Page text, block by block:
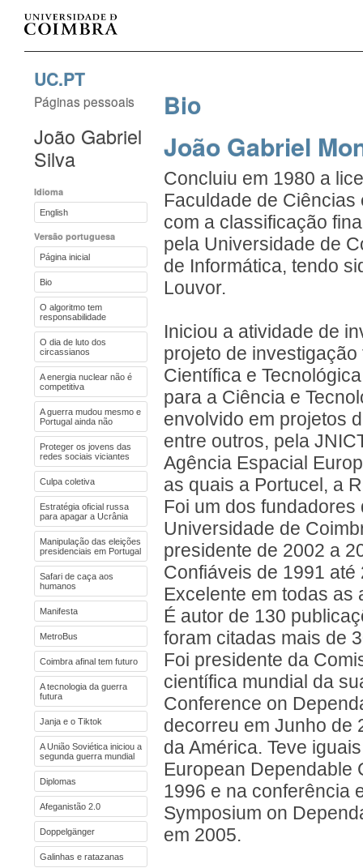
UC.PT
Páginas pessoais
João Gabriel
Silva
Idioma
English
Versão portuguesa
Página inicial
Bio
O algoritmo tem
responsabilidade
O dia de luto dos
circassianos
A energia nuclear não é
competitiva
A guerra mudou mesmo e
Portugal ainda não
Proteger os jovens das
redes sociais viciantes
Culpa coletiva
Estratégia oficial russa
para apagar a Ucrânia
Manipulação das eleições
presidenciais em Portugal
Safari de caça aos
humanos
Manifesta
MetroBus
Coimbra afinal tem futuro
A tecnologia da guerra
futura
Janja e o Tiktok
A União Soviética iniciou a
segunda guerra mundial
Diplomas
Afeganistão 2.0
Doppelgänger
Galinhas e ratazanas
Bio
João Gabriel
Concluiu em 1980 a
Faculdade de
com a classificação
pela Universidade de
de Informática, tendo
Louvor.
Iniciou a atividade de
projeto de
Científica e
para a Ciência e
envolvido em projetos
entre outros, pela
Agência Espacial
as quais a Portucel, a
Foi um dos
Universidade de
presidente de 2002 a
Confiáveis de 1991
Excelente em todas as
É autor de 130
foram citadas mais de
Foi presidente da
científica mundial da
Conference on
decorreu em Junho de
da América. Teve
European Dependable
1996 e na conferência
Symposium on
em 2005.